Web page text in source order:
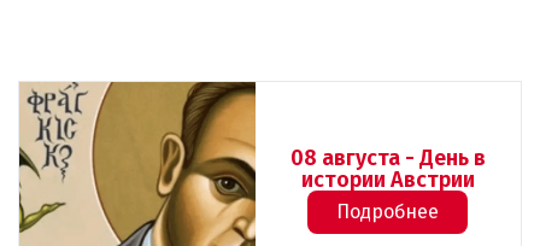
08 августа - День в
истории Австрии
Подробнее